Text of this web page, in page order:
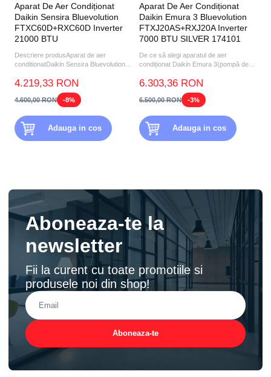
Aparat De Aer Condiționat
Daikin Sensira Bluevolution
FTXC60D+RXC60D Inverter
21000 BTU
Descriere produsAparat de aer
conditionatDaikin Sensira Bluevolution
4.219,33 RON
4.600,00 RON -8%
Adauga in cos
Aparat De Aer Condiționat
Daikin Emura 3 Bluevolution
FTXJ20AS+RXJ20A Inverter
7000 BTU SILVER 174101
De ce să alegi aparatul de aer
condiționat Daikin Emura 3(pompă de
6.303,36 RON
6.500,00 RON -3%
Adauga in cos
Aboneaza-te la
newsletter
Fii la curent cu toate promotiile si
produsele noi din shop!
Aboneaza-te